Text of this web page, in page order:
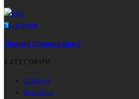
Б ЪЛГАРИЯ
Опасно горещо днес
LifeStyle
България